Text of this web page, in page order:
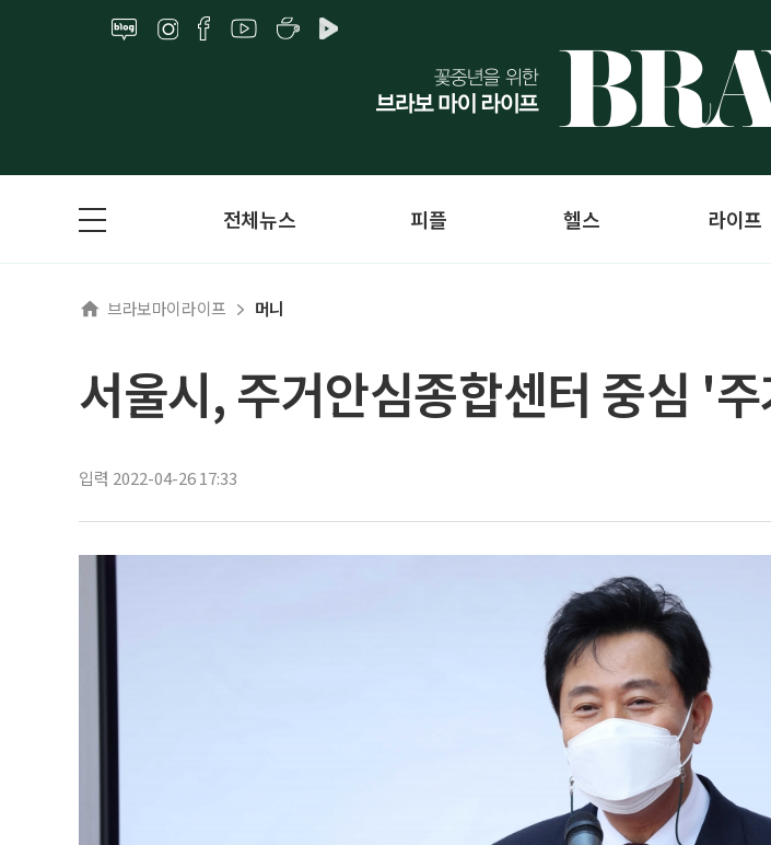
전체뉴스 피플 헬스 라이프
브라보마이라이프 머니
서울시, 주거안심종합센터 중심 '
입력 2022-04-26 17:33